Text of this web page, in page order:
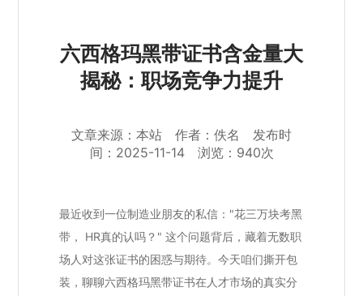
六西格玛黑带证书含金量大
揭秘：职场竞争力提升
文章来源：本站 作者：佚名 发布时
间：2025-11-14 浏览：940次
最近收到一位制造业朋友的私信："花三万块考黑
带， HR真的认吗？" 这个问题背后，藏着无数职
场人对这张证书的困惑与期待。今天咱们撕开包
装，聊聊六西格玛黑带证书在人才市场的真实分